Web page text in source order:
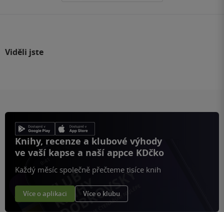
Viděli jste
Knihy, recenze a klubové výhody
ve vaší kapse a naší appce KDčko
Každý měsíc společně přečteme tisíce knih
Více o aplikaci Více o klubu